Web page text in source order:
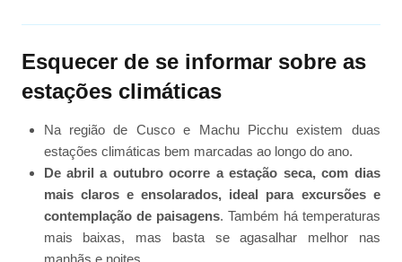
Esquecer de se informar sobre as
estações climáticas
Na região de Cusco e Machu Picchu existem duas
estações climáticas bem marcadas ao longo do ano.
De abril a outubro ocorre a estação seca, com dias
mais claros e ensolarados, ideal para excursões e
contemplação de paisagens. Também há temperaturas
mais baixas, mas basta se agasalhar melhor nas
manhãs e noites.